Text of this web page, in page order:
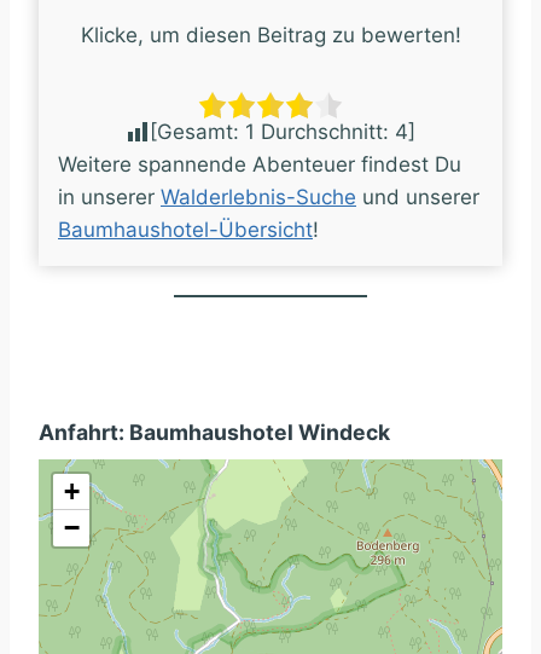
Klicke, um diesen Beitrag zu bewerten!
[Gesamt: 1 Durchschnitt: 4]
Weitere spannende Abenteuer findest Du
in unserer Walderlebnis-Suche und unserer
Baumhaushotel-Übersicht!
Anfahrt: Baumhaushotel Windeck
+
−